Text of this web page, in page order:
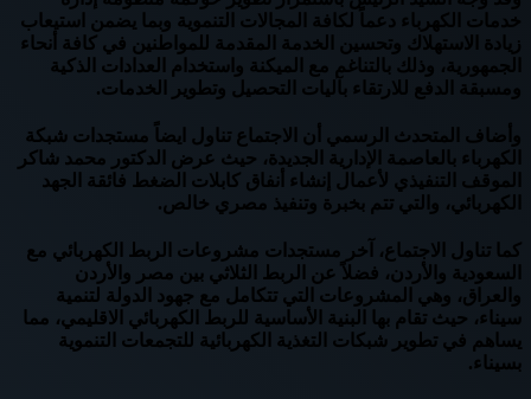
خدمات الكهرباء دعماً لكافة المجالات التنموية وبما يضمن استيعاب
زيادة الاستهلاك وتحسين الخدمة المقدمة للمواطنين في كافة أنحاء
الجمهورية، وذلك بالتناغم مع الميكنة واستخدام العدادات الذكية
ومسبقة الدفع للارتقاء بآليات التحصيل وتطوير الخدمات.
وأضاف المتحدث الرسمي أن الاجتماع تناول ايضاً مستجدات شبكة
الكهرباء بالعاصمة الإدارية الجديدة، حيث عرض الدكتور محمد شاكر
الموقف التنفيذي لأعمال إنشاء أنفاق كابلات الضغط فائقة الجهد
الكهربائي، والتي تتم بخبرة وتنفيذ مصري خالص.
كما تناول الاجتماع، آخر مستجدات مشروعات الربط الكهربائي مع
السعودية والأردن، فضلاً عن الربط الثلاثي بين مصر والأردن
والعراق، وهي المشروعات التي تتكامل مع جهود الدولة لتنمية
سيناء، حيث تقام بها البنية الأساسية للربط الكهربائي الاقليمي، مما
يساهم في تطوير شبكات التغذية الكهربائية للتجمعات التنموية
بسيناء.